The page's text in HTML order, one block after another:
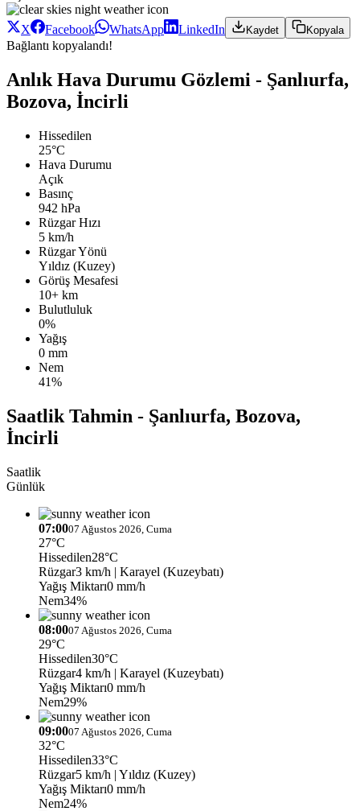
X Facebook WhatsApp LinkedIn Kaydet Kopyala
Bağlantı kopyalandı!
Anlık Hava Durumu Gözlemi - Şanlıurfa,
Bozova, İncirli
Hissedilen
25°C
Hava Durumu
Açık
Basınç
942 hPa
Rüzgar Hızı
5 km/h
Rüzgar Yönü
Yıldız (Kuzey)
Görüş Mesafesi
10+ km
Bulutluluk
0%
Yağış
0 mm
Nem
41%
Saatlik Tahmin - Şanlıurfa, Bozova,
İncirli
Saatlik
Günlük
07:0007 Ağustos 2026, Cuma
27°C
Hissedilen28°C
Rüzgar3 km/h | Karayel (Kuzeybatı)
Yağış Miktarı0 mm/h
Nem34%
08:0007 Ağustos 2026, Cuma
29°C
Hissedilen30°C
Rüzgar4 km/h | Karayel (Kuzeybatı)
Yağış Miktarı0 mm/h
Nem29%
09:0007 Ağustos 2026, Cuma
32°C
Hissedilen33°C
Rüzgar5 km/h | Yıldız (Kuzey)
Yağış Miktarı0 mm/h
Nem24%